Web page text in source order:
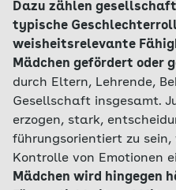
Dazu zählen
typische
weisheitsrelevante
Mädchen gefördert oder
durch Eltern, Lehrende,
Gesellschaft insgesamt.
erzogen, stark,
führungsorientiert zu
Kontrolle von Emotionen
Mädchen wird hingegen